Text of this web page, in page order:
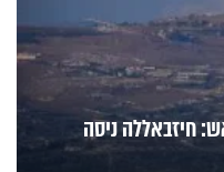
חיזבאללה ניסה